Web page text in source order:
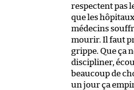
respectent pas
que les
médecins
mourir. Il faut
grippe. Que ça
discipliner,
beaucoup de
un jour ça